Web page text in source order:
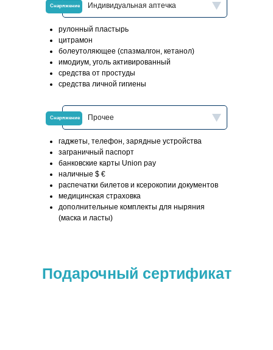
Индивидуальная аптечка
Снаряжение
рулонный пластырь
цитрамон
болеутоляющее (спазмалгон, кетанол)
имодиум, уголь активированный
средства от простуды
средства личной гигиены
Прочее
Снаряжение
гаджеты, телефон, зарядные устройства
заграничный паспорт
банковские карты Union pay
наличные $ €
распечатки билетов и ксерокопии документов
медицинская страховка
дополнительные комплекты для ныряния
(маска и ласты)
Подарочный сертификат